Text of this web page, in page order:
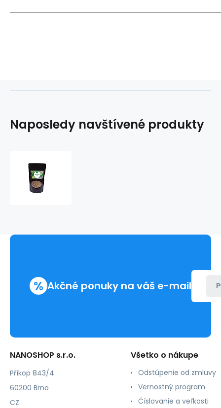
Naposledy navštívené produkty
% Akčné ponuky na váš e-mail
NANOSHOP s.r.o.
Příkop 843/4
60200 Brno
CZ
Všetko o nákupe
Odstúpenie od zmluvy
Vernostný program
Číslovanie a veľkosti